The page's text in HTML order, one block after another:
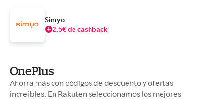
Simyo
2.5€ de cashback
OnePlus
Ahorra más con códigos de descuento y ofertas
increíbles. En Rakuten seleccionamos los mejores